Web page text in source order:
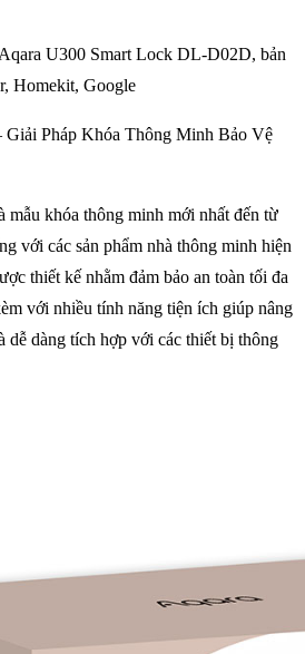
U300 Smart Lock DL-D02D, bản
Homekit, Google
Giải Pháp Khóa Thông Minh Bảo Vệ
mẫu khóa thông minh mới nhất đến từ
với các sản phẩm nhà thông minh hiện
thiết kế nhằm đảm bảo an toàn tối đa
với nhiều tính năng tiện ích giúp nâng
dễ dàng tích hợp với các thiết bị thông